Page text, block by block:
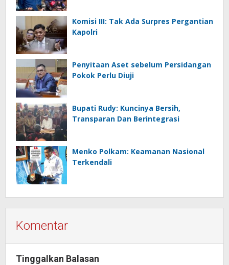
Komisi III: Tak Ada Surpres Pergantian
Kapolri
Penyitaan Aset sebelum Persidangan
Pokok Perlu Diuji
Bupati Rudy: Kuncinya Bersih,
Transparan Dan Berintegrasi
Menko Polkam: Keamanan Nasional
Terkendali
Komentar
Tinggalkan Balasan